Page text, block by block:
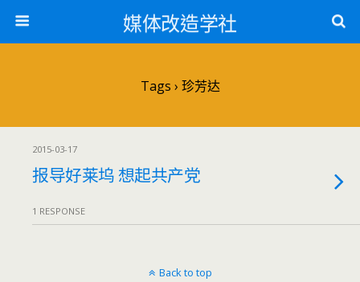
媒体改造学社
Tags › 珍芳达
2015-03-17
报导好莱坞 想起共产党
1 RESPONSE
Back to top